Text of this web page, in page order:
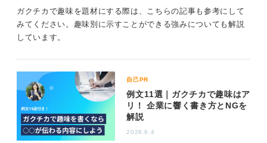
多趣味は「飽きっぽさ」と誤解されることもあります
が、自己PRではそれを「知的好奇心の豊かさ」や「人間
になります。
さらに注意すべきは、多趣味を強調し過ぎて仕事への意
欲や責任感がおろそかに見えないように、趣味を通じて
得たスキルと仕事でどう貢献できるかを明確に伝えるこ
とです。
ガクチカで趣味を題材にする際は、こちらの記事も参考にして
みてください。趣味別に示すことができる強みについても解説
しています。
自己PR
例文11選｜ガクチカで趣味はア
リ！ 企業に響く書き方とNGを
解説
2026.6.4